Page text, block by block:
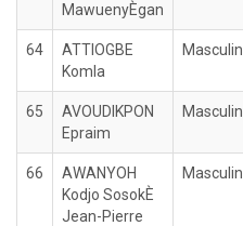
MawuenyÈgan
64
ATTIOGBE
Komla
Masculin
65
AVOUDIKPON
Epraim
Masculin
66
AWANYOH
Kodjo SosokÈ
Jean-Pierre
Masculin